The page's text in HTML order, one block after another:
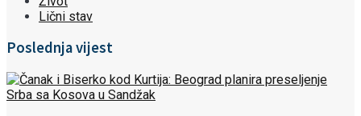
Lični stav
Poslednja vijest